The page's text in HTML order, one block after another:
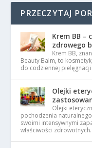
PRZECZYTAJ
Krem BB –
zdrowego
Krem BB,
Beauty Balm, to
do codziennej
Olejki
Olejki
pochodzenia
swoimi intensywnymi
właściwości